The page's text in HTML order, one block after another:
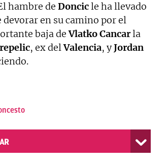
hambre de Doncicle ha llevado
devorar en su camino por el
baja deVlatko Cancarla
, ex delValencia, yJordan